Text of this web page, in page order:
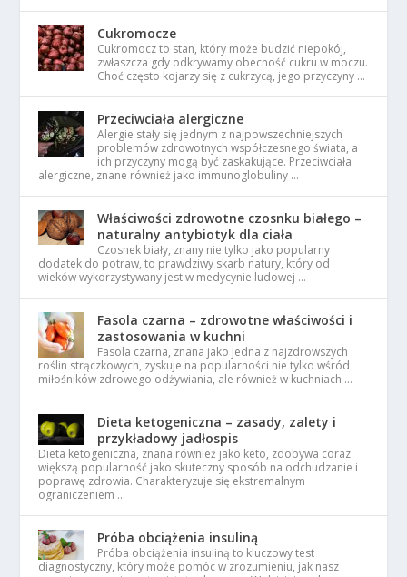
Cukromocze
Cukromocz to stan, który może budzić niepokój,
zwłaszcza gdy odkrywamy obecność cukru w moczu.
Choć często kojarzy się z cukrzycą, jego przyczyny …
Przeciwciała alergiczne
Alergie stały się jednym z najpowszechniejszych
problemów zdrowotnych współczesnego świata, a
ich przyczyny mogą być zaskakujące. Przeciwciała
alergiczne, znane również jako immunoglobuliny …
Właściwości zdrowotne czosnku białego –
naturalny antybiotyk dla ciała
Czosnek biały, znany nie tylko jako popularny
dodatek do potraw, to prawdziwy skarb natury, który od
wieków wykorzystywany jest w medycynie ludowej …
Fasola czarna – zdrowotne właściwości i
zastosowania w kuchni
Fasola czarna, znana jako jedna z najzdrowszych
roślin strączkowych, zyskuje na popularności nie tylko wśród
miłośników zdrowego odżywiania, ale również w kuchniach …
Dieta ketogeniczna – zasady, zalety i
przykładowy jadłospis
Dieta ketogeniczna, znana również jako keto, zdobywa coraz
większą popularność jako skuteczny sposób na odchudzanie i
poprawę zdrowia. Charakteryzuje się ekstremalnym
ograniczeniem …
Próba obciążenia insuliną
Próba obciążenia insuliną to kluczowy test
diagnostyczny, który może pomóc w zrozumieniu, jak nasz